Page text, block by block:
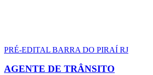
PRÉ-EDITAL BARRA DO PIRAÍ RJ
AGENTE DE TRÂNSITO